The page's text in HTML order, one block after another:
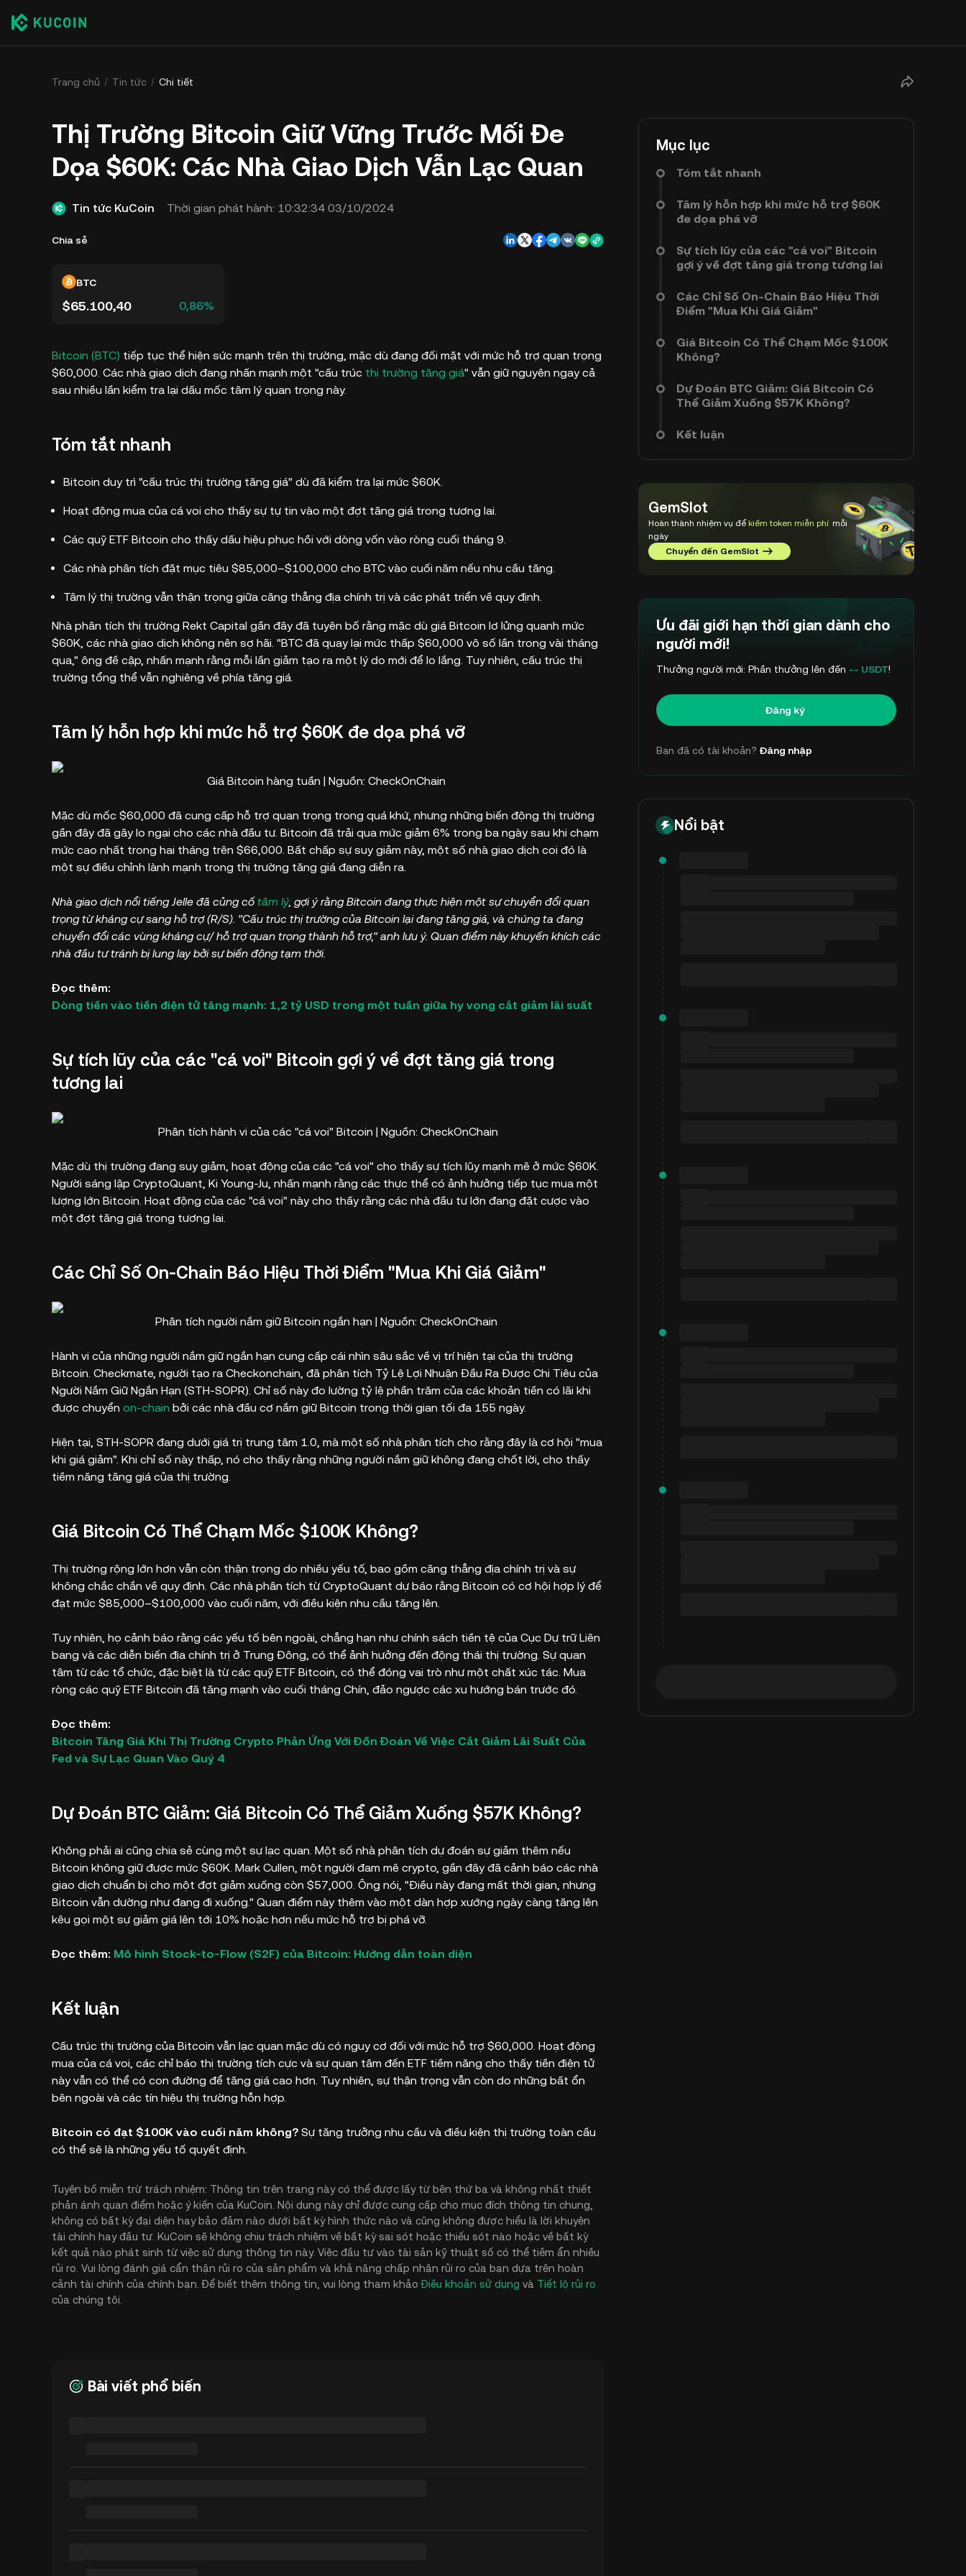
Trang chủ Tin tức Chi tiết
Thị Trường Bitcoin Giữ Vững Trước Mối Đe
Dọa $60K: Các Nhà Giao Dịch Vẫn Lạc Quan
Tin tức KuCoin Thời gian phát hành: 10:32:34 03/10/2024
Chia sẻ
BTC
$65.100,40 0,86%
Bitcoin (BTC) tiếp tục thể hiện sức mạnh trên thị trường, mặc dù đang đối mặt với mức hỗ trợ quan trọng
$60,000. Các nhà giao dịch đang nhấn mạnh một "cấu trúc thị trường tăng giá" vẫn giữ nguyên ngay cả
sau nhiều lần kiểm tra lại dấu mốc tâm lý quan trọng này.
Tóm tắt nhanh
Bitcoin duy trì "cấu trúc thị trường tăng giá" dù đã kiểm tra lại mức $60K.
Hoạt động mua của cá voi cho thấy sự tự tin vào một đợt tăng giá trong tương lai.
Các quỹ ETF Bitcoin cho thấy dấu hiệu phục hồi với dòng vốn vào ròng cuối tháng 9.
Các nhà phân tích đặt mục tiêu $85,000–$100,000 cho BTC vào cuối năm nếu nhu cầu tăng.
Tâm lý thị trường vẫn thận trọng giữa căng thẳng địa chính trị và các phát triển về quy định.
Nhà phân tích thị trường Rekt Capital gần đây đã tuyên bố rằng mặc dù giá Bitcoin lơ lửng quanh mức
$60K, các nhà giao dịch không nên sợ hãi. "BTC đã quay lại mức thấp $60,000 vô số lần trong vài tháng
qua," ông đề cập, nhấn mạnh rằng mỗi lần giảm tạo ra một lý do mới để lo lắng. Tuy nhiên, cấu trúc thị
trường tổng thể vẫn nghiêng về phía tăng giá.
Tâm lý hỗn hợp khi mức hỗ trợ $60K đe dọa phá vỡ
Giá Bitcoin hàng tuần | Nguồn: CheckOnChain
Mặc dù mốc $60,000 đã cung cấp hỗ trợ quan trọng trong quá khứ, nhưng những biến động thị trường
gần đây đã gây lo ngại cho các nhà đầu tư. Bitcoin đã trải qua mức giảm 6% trong ba ngày sau khi chạm
mức cao nhất trong hai tháng trên $66,000. Bất chấp sự suy giảm này, một số nhà giao dịch coi đó là
một sự điều chỉnh lành mạnh trong thị trường tăng giá đang diễn ra.
Nhà giao dịch nổi tiếng Jelle đã củng cốtâm lý, gợi ý rằng Bitcoin đang thực hiện một sự chuyển đổi quan
trọng từ kháng cự sang hỗ trợ (R/S). "Cấu trúc thị trường của Bitcoin lại đang tăng giá, và chúng ta đang
chuyển đổi các vùng kháng cự/ hỗ trợ quan trọng thành hỗ trợ," anh lưu ý. Quan điểm này khuyến khích các
nhà đầu tư tránh bị lung lay bởi sự biến động tạm thời.
Đọc thêm:
Dòng tiền vào tiền điện tử tăng mạnh: 1,2 tỷ USD trong một tuần giữa hy vọng cắt giảm lãi suất
Sự tích lũy của các "cá voi" Bitcoin gợi ý về đợt tăng giá trong
tương lai
Phân tích hành vi của các "cá voi" Bitcoin | Nguồn: CheckOnChain
Mặc dù thị trường đang suy giảm, hoạt động của các "cá voi" cho thấy sự tích lũy mạnh mẽ ở mức $60K.
Người sáng lập CryptoQuant, Ki Young-Ju, nhấn mạnh rằng các thực thể có ảnh hưởng tiếp tục mua một
lượng lớn Bitcoin. Hoạt động của các "cá voi" này cho thấy rằng các nhà đầu tư lớn đang đặt cược vào
một đợt tăng giá trong tương lai.
Các Chỉ Số On-Chain Báo Hiệu Thời Điểm "Mua Khi Giá Giảm"
Phân tích người nắm giữ Bitcoin ngắn hạn | Nguồn: CheckOnChain
Hành vi của những người nắm giữ ngắn hạn cung cấp cái nhìn sâu sắc về vị trí hiện tại của thị trường
Bitcoin. Checkmate, người tạo ra Checkonchain, đã phân tích Tỷ Lệ Lợi Nhuận Đầu Ra Được Chi Tiêu của
Người Nắm Giữ Ngắn Hạn (STH-SOPR). Chỉ số này đo lường tỷ lệ phần trăm của các khoản tiền có lãi khi
được chuyển on-chain bởi các nhà đầu cơ nắm giữ Bitcoin trong thời gian tối đa 155 ngày.
Hiện tại, STH-SOPR đang dưới giá trị trung tâm 1.0, mà một số nhà phân tích cho rằng đây là cơ hội "mua
khi giá giảm". Khi chỉ số này thấp, nó cho thấy rằng những người nắm giữ không đang chốt lời, cho thấy
tiềm năng tăng giá của thị trường.
Giá Bitcoin Có Thể Chạm Mốc $100K Không?
Thị trường rộng lớn hơn vẫn còn thận trọng do nhiều yếu tố, bao gồm căng thẳng địa chính trị và sự
không chắc chắn về quy định. Các nhà phân tích từ CryptoQuant dự báo rằng Bitcoin có cơ hội hợp lý để
đạt mức $85,000–$100,000 vào cuối năm, với điều kiện nhu cầu tăng lên.
Tuy nhiên, họ cảnh báo rằng các yếu tố bên ngoài, chẳng hạn như chính sách tiền tệ của Cục Dự trữ Liên
bang và các diễn biến địa chính trị ở Trung Đông, có thể ảnh hưởng đến động thái thị trường. Sự quan
tâm từ các tổ chức, đặc biệt là từ các quỹ ETF Bitcoin, có thể đóng vai trò như một chất xúc tác. Mua
ròng các quỹ ETF Bitcoin đã tăng mạnh vào cuối tháng Chín, đảo ngược các xu hướng bán trước đó.
Đọc thêm:
Bitcoin Tăng Giá Khi Thị Trường Crypto Phản Ứng Với Đồn Đoán Về Việc Cắt Giảm Lãi Suất Của
Fed và Sự Lạc Quan Vào Quý 4
Dự Đoán BTC Giảm: Giá Bitcoin Có Thể Giảm Xuống $57K Không?
Không phải ai cũng chia sẻ cùng một sự lạc quan. Một số nhà phân tích dự đoán sự giảm thêm nếu
Bitcoin không giữ được mức $60K. Mark Cullen, một người đam mê crypto, gần đây đã cảnh báo các nhà
giao dịch chuẩn bị cho một đợt giảm xuống còn $57,000. Ông nói, "Điều này đang mất thời gian, nhưng
Bitcoin vẫn dường như đang đi xuống." Quan điểm này thêm vào một dàn hợp xướng ngày càng tăng lên
kêu gọi một sự giảm giá lên tới 10% hoặc hơn nếu mức hỗ trợ bị phá vỡ.
Đọc thêm: Mô hình Stock-to-Flow (S2F) của Bitcoin: Hướng dẫn toàn diện
Kết luận
Cấu trúc thị trường của Bitcoin vẫn lạc quan mặc dù có nguy cơ đối với mức hỗ trợ $60,000. Hoạt động
mua của cá voi, các chỉ báo thị trường tích cực và sự quan tâm đến ETF tiềm năng cho thấy tiền điện tử
này vẫn có thể có con đường để tăng giá cao hơn. Tuy nhiên, sự thận trọng vẫn còn do những bất ổn
bên ngoài và các tín hiệu thị trường hỗn hợp.
Bitcoin có đạt $100K vào cuối năm không? Sự tăng trưởng nhu cầu và điều kiện thị trường toàn cầu
có thể sẽ là những yếu tố quyết định.
Tuyên bố miễn trừ trách nhiệm: Thông tin trên trang này có thể được lấy từ bên thứ ba và không nhất thiết
phản ánh quan điểm hoặc ý kiến của KuCoin. Nội dung này chỉ được cung cấp cho mục đích thông tin chung,
không có bất kỳ đại diện hay bảo đảm nào dưới bất kỳ hình thức nào và cũng không được hiểu là lời khuyên
tài chính hay đầu tư. KuCoin sẽ không chịu trách nhiệm về bất kỳ sai sót hoặc thiếu sót nào hoặc về bất kỳ
kết quả nào phát sinh từ việc sử dụng thông tin này. Việc đầu tư vào tài sản kỹ thuật số có thể tiềm ẩn nhiều
rủi ro. Vui lòng đánh giá cẩn thận rủi ro của sản phẩm và khả năng chấp nhận rủi ro của bạn dựa trên hoàn
cảnh tài chính của chính bạn. Để biết thêm thông tin, vui lòng tham khảoĐiều khoản sử dụng và Tiết lộ rủi ro
của chúng tôi.
Bài viết phổ biến
Mục lục
Tóm tắt nhanh
Tâm lý hỗn hợp khi mức hỗ trợ $60K
đe dọa phá vỡ
Sự tích lũy của các "cá voi" Bitcoin
gợi ý về đợt tăng giá trong tương lai
Các Chỉ Số On-Chain Báo Hiệu Thời
Điểm "Mua Khi Giá Giảm"
Giá Bitcoin Có Thể Chạm Mốc $100K
Không?
Dự Đoán BTC Giảm: Giá Bitcoin Có
Thể Giảm Xuống $57K Không?
Kết luận
GemSlot
Hoàn thành nhiệm vụ để kiếm token miễn phí mỗi
ngày
Chuyển đến GemSlot
Ưu đãi giới hạn thời gian dành cho
người mới!
Thưởng người mới: Phần thưởng lên đến -- USDT!
Đăng ký
Bạn đã có tài khoản? Đăng nhập
Nổi bật